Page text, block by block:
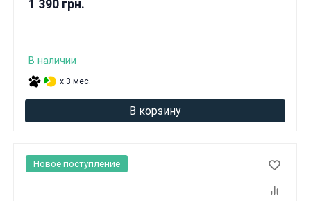
1 390 грн.
В наличии
x 3 мес.
В корзину
Новое поступление